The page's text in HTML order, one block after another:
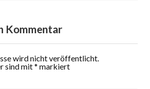
Kommentar
wird nicht veröffentlicht.
sind mit* markiert